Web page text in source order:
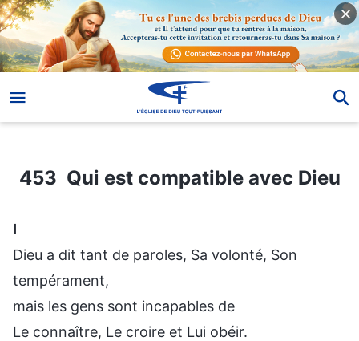
453 Qui est compatible avec Dieu
453 Qui est compatible avec Dieu
Ⅰ
Dieu a dit tant de paroles, Sa volonté, Son
tempérament,
mais les gens sont incapables de
Le connaître, Le croire et Lui obéir.